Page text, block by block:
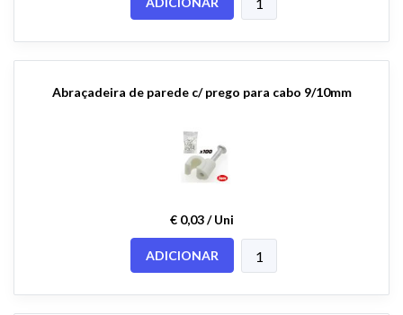
Abraçadeira de parede c/ prego para cabo 9/10mm
€ 0,03 / Uni
ADICIONAR